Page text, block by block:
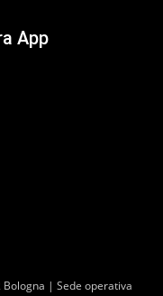
App
Bologna | Sede operativa